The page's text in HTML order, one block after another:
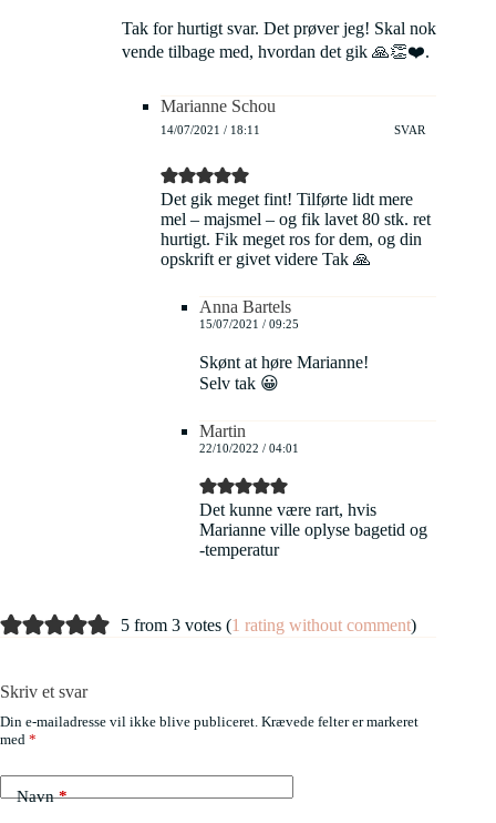
Tak for hurtigt svar. Det prøver jeg! Skal nok
vende tilbage med, hvordan det gik 🙏👏❤️.
Marianne Schou
14/07/2021 / 18:11 SVAR
Det gik meget fint! Tilførte lidt mere
mel – majsmel – og fik lavet 80 stk. ret
hurtigt. Fik meget ros for dem, og din
opskrift er givet videre Tak 🙏
Anna Bartels
15/07/2021 / 09:25
Skønt at høre Marianne!
Selv tak 😀
Martin
22/10/2022 / 04:01
Det kunne være rart, hvis
Marianne ville oplyse bagetid og
-temperatur
5 from 3 votes (1 rating without comment)
Skriv et svar
Din e-mailadresse vil ikke blive publiceret. Krævede felter er markeret
med *
Navn*